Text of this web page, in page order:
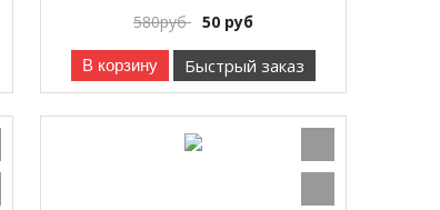
580руб 50руб
В корзину Быстрый заказ